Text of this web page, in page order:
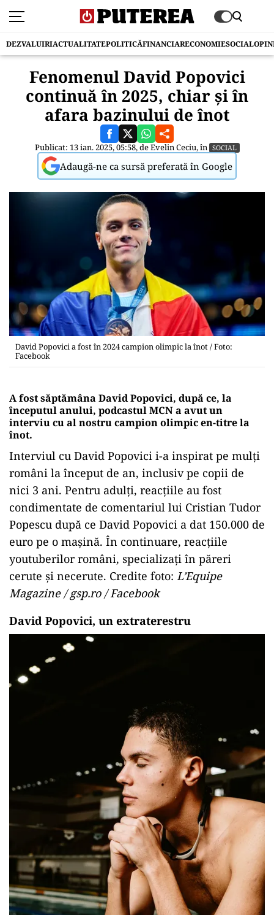
DEZVALUIRIACTUALITATEPOLITICĂFINANCIARECONOMIESOCIAL
Fenomenul David Popovici
continuă în 2025, chiar și în
afara bazinului de înot
Publicat: 13 ian. 2025, 05:58, deEvelin Ceciu, în SOCIAL
Adaugă-ne ca sursă preferată în Google
David Popovici a fost în 2024 campion olimpic la înot / Foto:
Facebook
A fost săptămâna David Popovici, după ce, la
începutul anului, podcastul MCN a avut un
interviu cu al nostru campion olimpic en-titre la
înot.
Interviul cu David Popovici i-a inspirat pe mulți
români la început de an, inclusiv pe copii de
nici 3 ani. Pentru adulți, reacțiile au fost
condimentate de comentariul lui Cristian Tudor
Popescu după ce David Popovici a dat 150.000 de
euro pe o mașină. În continuare, reacțiile
youtuberilor români, specializați în păreri
cerute și necerute. Credite foto: L’Equipe
Magazine / gsp.ro / Facebook
David Popovici, un extraterestru